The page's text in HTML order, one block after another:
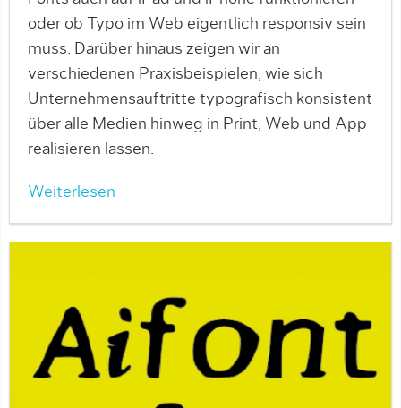
oder ob Typo im Web eigentlich responsiv sein
muss. Darüber hinaus zeigen wir an
verschiedenen Praxisbeispielen, wie sich
Unternehmensauftritte typografisch konsistent
über alle Medien hinweg in Print, Web und App
realisieren lassen.
Weiterlesen